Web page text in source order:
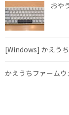
おや
[Windows] かえう
かえうちファーム